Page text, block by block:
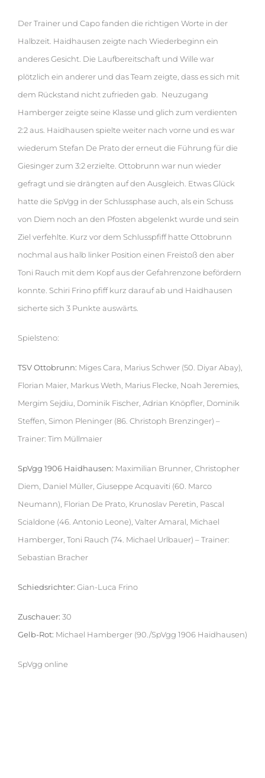
Der Trainer und Capo fanden die richtigen Worte in der
Halbzeit. Haidhausen zeigte nach Wiederbeginn ein
anderes Gesicht. Die Laufbereitschaft und Wille war
plötzlich ein anderer und das Team zeigte, dass es sich mit
dem Rückstand nicht zufrieden gab. Neuzugang
Hamberger zeigte seine Klasse und glich zum verdienten
2:2 aus. Haidhausen spielte weiter nach vorne und es war
wiederum Stefan De Prato der erneut die Führung für die
Giesinger zum 3:2 erzielte. Ottobrunn war nun wieder
gefragt und sie drängten auf den Ausgleich. Etwas Glück
hatte die SpVgg in der Schlussphase auch, als ein Schuss
von Diem noch an den Pfosten abgelenkt wurde und sein
Ziel verfehlte. Kurz vor dem Schlusspfiff hatte Ottobrunn
nochmal aus halb linker Position einen Freistoß den aber
Toni Rauch mit dem Kopf aus der Gefahrenzone befördern
konnte. Schiri Frino pfiff kurz darauf ab und Haidhausen
sicherte sich 3 Punkte auswärts.
Spielsteno:
TSV Ottobrunn: Miges Cara, Marius Schwer (50. Diyar Abay),
Florian Maier, Markus Weth, Marius Flecke, Noah Jeremies,
Mergim Sejdiu, Dominik Fischer, Adrian Knöpfler, Dominik
Steffen, Simon Pleninger (86. Christoph Brenzinger) –
Trainer: Tim Müllmaier
SpVgg 1906 Haidhausen: Maximilian Brunner, Christopher
Diem, Daniel Müller, Giuseppe Acquaviti (60. Marco
Neumann), Florian De Prato, Krunoslav Peretin, Pascal
Scialdone (46. Antonio Leone), Valter Amaral, Michael
Hamberger, Toni Rauch (74. Michael Urlbauer) – Trainer:
Sebastian Bracher
Schiedsrichter: Gian-Luca Frino
Zuschauer: 30
Gelb-Rot: Michael Hamberger (90./SpVgg 1906 Haidhausen)
SpVgg online